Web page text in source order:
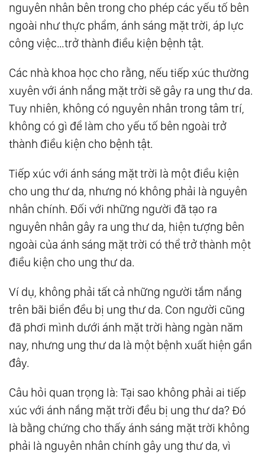
nguyên nhân bên trong cho phép các yếu tố bên
ngoài như thực phẩm, ánh sáng mặt trời, áp lực
công việc…trở thành điều kiện bệnh tật.
Các nhà khoa học cho rằng, nếu tiếp xúc thường
xuyên với ánh nắng mặt trời sẽ gây ra ung thư da.
Tuy nhiên, không có nguyên nhân trong tâm trí,
không có gì để làm cho yếu tố bên ngoài trở
thành điều kiện cho bệnh tật.
Tiếp xúc với ánh sáng mặt trời là một điều kiện
cho ung thư da, nhưng nó không phải là nguyên
nhân chính. Đối với những người đã tạo ra
nguyên nhân gây ra ung thư da, hiện tượng bên
ngoài của ánh sáng mặt trời có thể trở thành một
điều kiện cho ung thư da.
Ví dụ, không phải tất cả những người tắm nắng
trên bãi biển đều bị ung thư da. Con người cũng
đã phơi mình dưới ánh mặt trời hàng ngàn năm
nay, nhưng ung thư da là một bệnh xuất hiện gần
đây.
Câu hỏi quan trọng là: Tại sao không phải ai tiếp
xúc với ánh nắng mặt trời đều bị ung thư da? Đó
là bằng chứng cho thấy ánh sáng mặt trời không
phải là nguyên nhân chính gây ung thư da, vì